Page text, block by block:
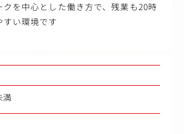
を中心とした働き方で、残業も20時
い環境です
満